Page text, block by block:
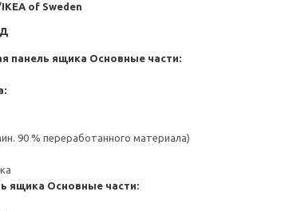
of Sweden
панель ящика Основные части:
90 % переработанного материала)
ящика Основные части: